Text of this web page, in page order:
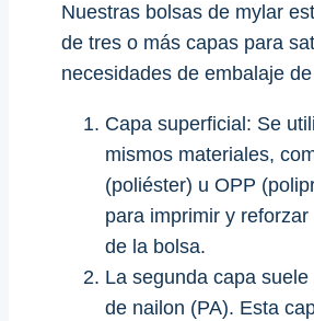
Nuestras bolsas de mylar
de tres o más capas para
necesidades de embalaje
Capa superficial: Se
mismos materiales,
(poliéster) u OPP
para imprimir y
de la bolsa.
La segunda capa
de nailon (PA). Esta